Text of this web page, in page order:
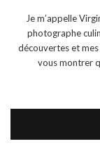
Je m’appelle
photographe
découvertes et
vous montrer